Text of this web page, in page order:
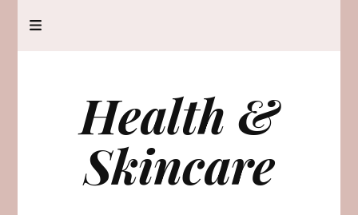
Health &
Skincare